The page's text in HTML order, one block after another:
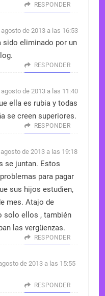
RESPONDER
agosto de 2013 a las 16:53
sido eliminado por un
RESPONDER
agosto de 2013 a las 11:40
ella es rubia y todas
se creen superiores.
RESPONDER
de 2013 a las 19:18
se juntan. Estos
para pagar
sus hijos estudien,
mes. Atajo de
solo ellos , también
las vergüenzas.
RESPONDER
de 2013 a las 15:55
RESPONDER